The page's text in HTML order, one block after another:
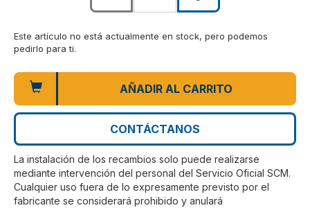
Este artículo no está actualmente en stock, pero podemos
pedirlo para ti.
AÑADIR AL CARRITO
CONTÁCTANOS
La instalación de los recambios solo puede realizarse
mediante intervención del personal del Servicio Oficial SCM.
Cualquier uso fuera de lo expresamente previsto por el
fabricante se considerará prohibido y anulará